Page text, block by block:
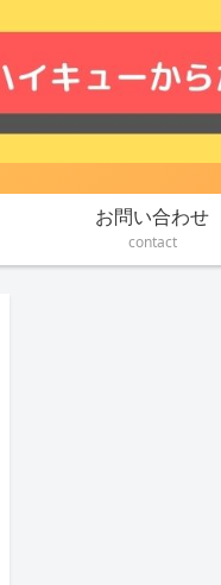
お問い合わせ
contact